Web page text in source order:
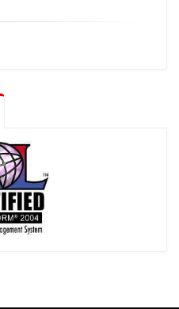
Artificiale - Basi,
(ELAVA05)
e organizzativo